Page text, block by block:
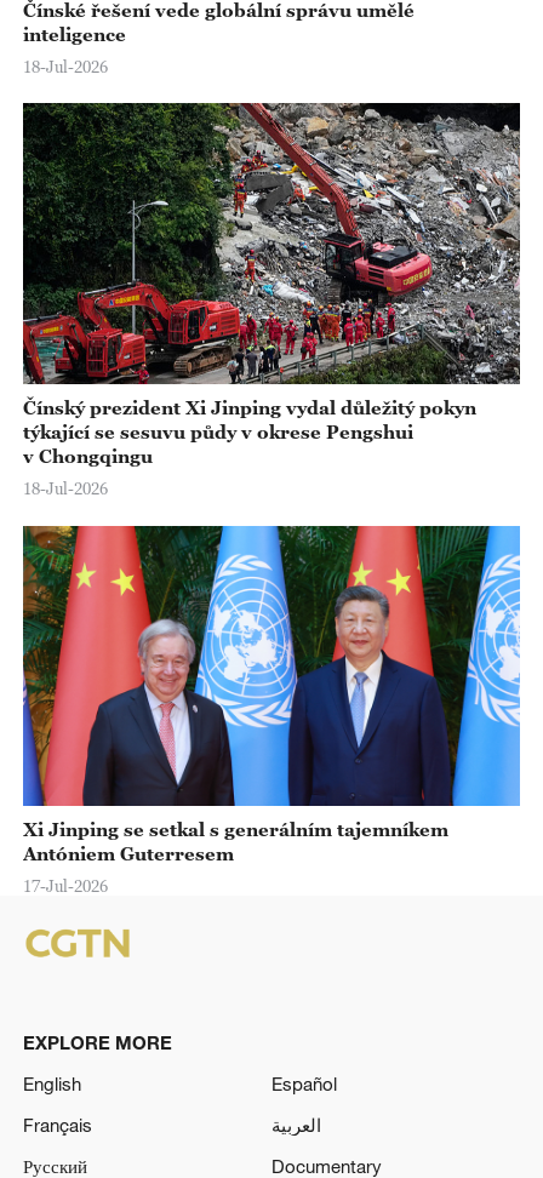
Čínské řešení vede globální správu umělé
inteligence
18-Jul-2026
Čínský prezident Xi Jinping vydal důležitý pokyn
týkající se sesuvu půdy v okrese Pengshui
v Chongqingu
18-Jul-2026
Xi Jinping se setkal s generálním tajemníkem
Antóniem Guterresem
17-Jul-2026
EXPLORE MORE
English
Español
Français
العربية
Русский
Documentary